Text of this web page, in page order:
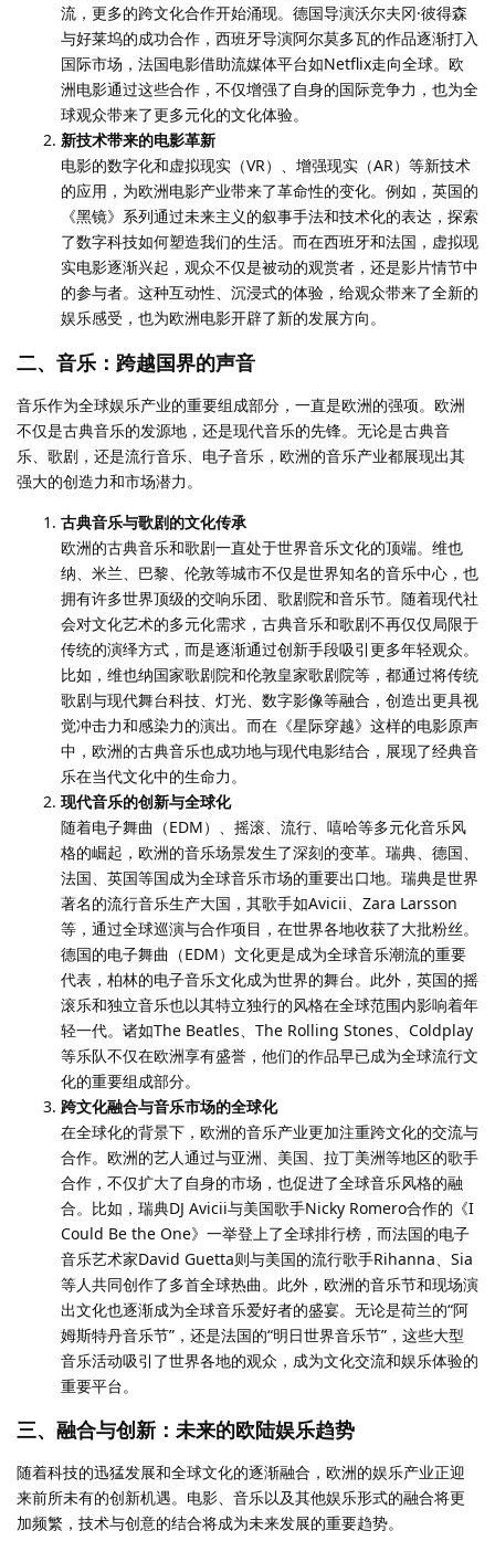
流，更多的跨文化合作开始涌现。德国导演沃尔夫冈·彼得森
与好莱坞的成功合作，西班牙导演阿尔莫多瓦的作品逐渐打入
国际市场，法国电影借助流媒体平台如Netflix走向全球。欧
洲电影通过这些合作，不仅增强了自身的国际竞争力，也为全
球观众带来了更多元化的文化体验。
新技术带来的电影革新
电影的数字化和虚拟现实（VR）、增强现实（AR）等新技术
的应用，为欧洲电影产业带来了革命性的变化。例如，英国的
《黑镜》系列通过未来主义的叙事手法和技术化的表达，探索
了数字科技如何塑造我们的生活。而在西班牙和法国，虚拟现
实电影逐渐兴起，观众不仅是被动的观赏者，还是影片情节中
的参与者。这种互动性、沉浸式的体验，给观众带来了全新的
娱乐感受，也为欧洲电影开辟了新的发展方向。
二、音乐：跨越国界的声音
音乐作为全球娱乐产业的重要组成部分，一直是欧洲的强项。欧洲
不仅是古典音乐的发源地，还是现代音乐的先锋。无论是古典音
乐、歌剧，还是流行音乐、电子音乐，欧洲的音乐产业都展现出其
强大的创造力和市场潜力。
古典音乐与歌剧的文化传承
欧洲的古典音乐和歌剧一直处于世界音乐文化的顶端。维也
纳、米兰、巴黎、伦敦等城市不仅是世界知名的音乐中心，也
拥有许多世界顶级的交响乐团、歌剧院和音乐节。随着现代社
会对文化艺术的多元化需求，古典音乐和歌剧不再仅仅局限于
传统的演绎方式，而是逐渐通过创新手段吸引更多年轻观众。
比如，维也纳国家歌剧院和伦敦皇家歌剧院等，都通过将传统
歌剧与现代舞台科技、灯光、数字影像等融合，创造出更具视
觉冲击力和感染力的演出。而在《星际穿越》这样的电影原声
中，欧洲的古典音乐也成功地与现代电影结合，展现了经典音
乐在当代文化中的生命力。
现代音乐的创新与全球化
随着电子舞曲（EDM）、摇滚、流行、嘻哈等多元化音乐风
格的崛起，欧洲的音乐场景发生了深刻的变革。瑞典、德国、
法国、英国等国成为全球音乐市场的重要出口地。瑞典是世界
著名的流行音乐生产大国，其歌手如Avicii、Zara Larsson
等，通过全球巡演与合作项目，在世界各地收获了大批粉丝。
德国的电子舞曲（EDM）文化更是成为全球音乐潮流的重要
代表，柏林的电子音乐文化成为世界的舞台。此外，英国的摇
滚乐和独立音乐也以其特立独行的风格在全球范围内影响着年
轻一代。诸如The Beatles、The Rolling Stones、Coldplay
等乐队不仅在欧洲享有盛誉，他们的作品早已成为全球流行文
化的重要组成部分。
跨文化融合与音乐市场的全球化
在全球化的背景下，欧洲的音乐产业更加注重跨文化的交流与
合作。欧洲的艺人通过与亚洲、美国、拉丁美洲等地区的歌手
合作，不仅扩大了自身的市场，也促进了全球音乐风格的融
合。比如，瑞典DJ Avicii与美国歌手Nicky Romero合作的《I
Could Be the One》一举登上了全球排行榜，而法国的电子
音乐艺术家David Guetta则与美国的流行歌手Rihanna、Sia
等人共同创作了多首全球热曲。此外，欧洲的音乐节和现场演
出文化也逐渐成为全球音乐爱好者的盛宴。无论是荷兰的“阿
姆斯特丹音乐节”，还是法国的“明日世界音乐节”，这些大型
音乐活动吸引了世界各地的观众，成为文化交流和娱乐体验的
重要平台。
三、融合与创新：未来的欧陆娱乐趋势
随着科技的迅猛发展和全球文化的逐渐融合，欧洲的娱乐产业正迎
来前所未有的创新机遇。电影、音乐以及其他娱乐形式的融合将更
加频繁，技术与创意的结合将成为未来发展的重要趋势。